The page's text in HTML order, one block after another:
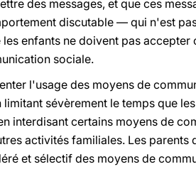
des messages, et que ces
discutable — qui n'est
enfants ne doivent pas
sociale.
l'usage des moyens de
sévèrement le temps que
interdisant certains moyens de
activités familiales. Les
et sélectif des moyens de